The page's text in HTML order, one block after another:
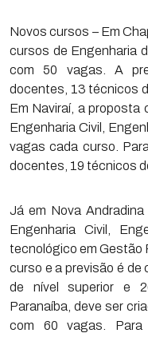
Novos cursos – Em
cursos de Engenharia
com 50 vagas. A
docentes, 13 técnicos
Em Naviraí, a proposta
Engenharia Civil,
vagas cada curso.
docentes, 19 técnicos
Já em Nova
Engenharia Civil,
tecnológico em Gestão
curso e a previsão é
de nível superior e
Paranaíba, deve ser
com 60 vagas. Para